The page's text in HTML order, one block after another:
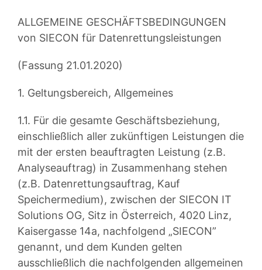
ALLGEMEINE GESCHÄFTSBEDINGUNGEN
von SIECON für Datenrettungsleistungen
(Fassung 21.01.2020)
1. Geltungsbereich, Allgemeines
1.1. Für die gesamte Geschäftsbeziehung,
einschließlich aller zukünftigen Leistungen die
mit der ersten beauftragten Leistung (z.B.
Analyseauftrag) in Zusammenhang stehen
(z.B. Datenrettungsauftrag, Kauf
Speichermedium), zwischen der SIECON IT
Solutions OG, Sitz in Österreich, 4020 Linz,
Kaisergasse 14a, nachfolgend „SIECON”
genannt, und dem Kunden gelten
ausschließlich die nachfolgenden allgemeinen